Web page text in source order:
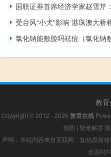
国联证券首席经济学家赵雪芹
氯化钠能敷脸吗祛痘（氯化钠
教
Copyright © 2012 - 2026 教育在线
地图 | 疑难解答
声明：本站内容来自互联网，如信息有
会及时